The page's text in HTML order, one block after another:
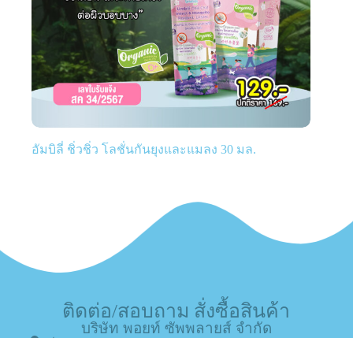
อัมบิลี่ ชิ่วชิ่ว โลชั่นกันยุงและแมลง 30 มล.
ติดต่อ/สอบถาม สั่งซื้อสินค้า
บริษัท พอยท์ ซัพพลายส์ จำกัด